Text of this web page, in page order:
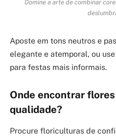
Domine a arte de combinar
Aposte em tons neutros e
elegante e atemporal, ou
para festas mais informais.
Onde encontrar
qualidade?
Procure floriculturas de